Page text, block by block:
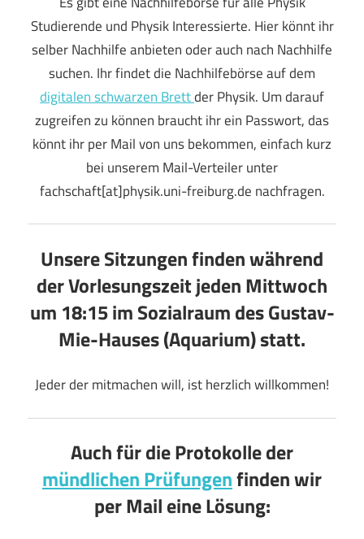
Studierende und Physik Interessierte. Hier könnt ihr
selber Nachhilfe anbieten oder auch nach Nachhilfe
suchen. Ihr findet die Nachhilfebörse auf dem
digitalen schwarzen Brettder Physik. Um darauf
zugreifen zu können braucht ihr ein Passwort, das
könnt ihr per Mail von uns bekommen, einfach kurz
bei unserem Mail-Verteiler unter
fachschaft[at]physik.uni-freiburg.de nachfragen.
Unsere Sitzungen finden während
der Vorlesungszeit jeden Mittwoch
um 18:15 imSozialraum des Gustav-
Mie-Hauses (Aquarium)statt.
Jeder der mitmachen will, ist herzlich willkommen!
Auch für die Protokolle der
mündlichen Prüfungenfinden wir
per Mail eine Lösung: